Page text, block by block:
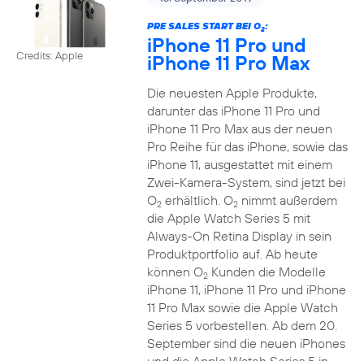
Credits: Apple
PRE SALES START BEI O2:
iPhone 11 Pro und
iPhone 11 Pro Max
Die neuesten Apple Produkte,
darunter das iPhone 11 Pro und
iPhone 11 Pro Max aus der neuen
Pro Reihe für das iPhone, sowie das
iPhone 11, ausgestattet mit einem
Zwei-Kamera-System, sind jetzt bei
O2erhältlich. O2nimmt außerdem
die Apple Watch Series 5 mit
Always-On Retina Display in sein
Produktportfolio auf. Ab heute
können O2Kunden die Modelle
iPhone 11, iPhone 11 Pro und iPhone
11 Pro Max sowie die Apple Watch
Series 5 vorbestellen. Ab dem 20.
September sind die neuen iPhones